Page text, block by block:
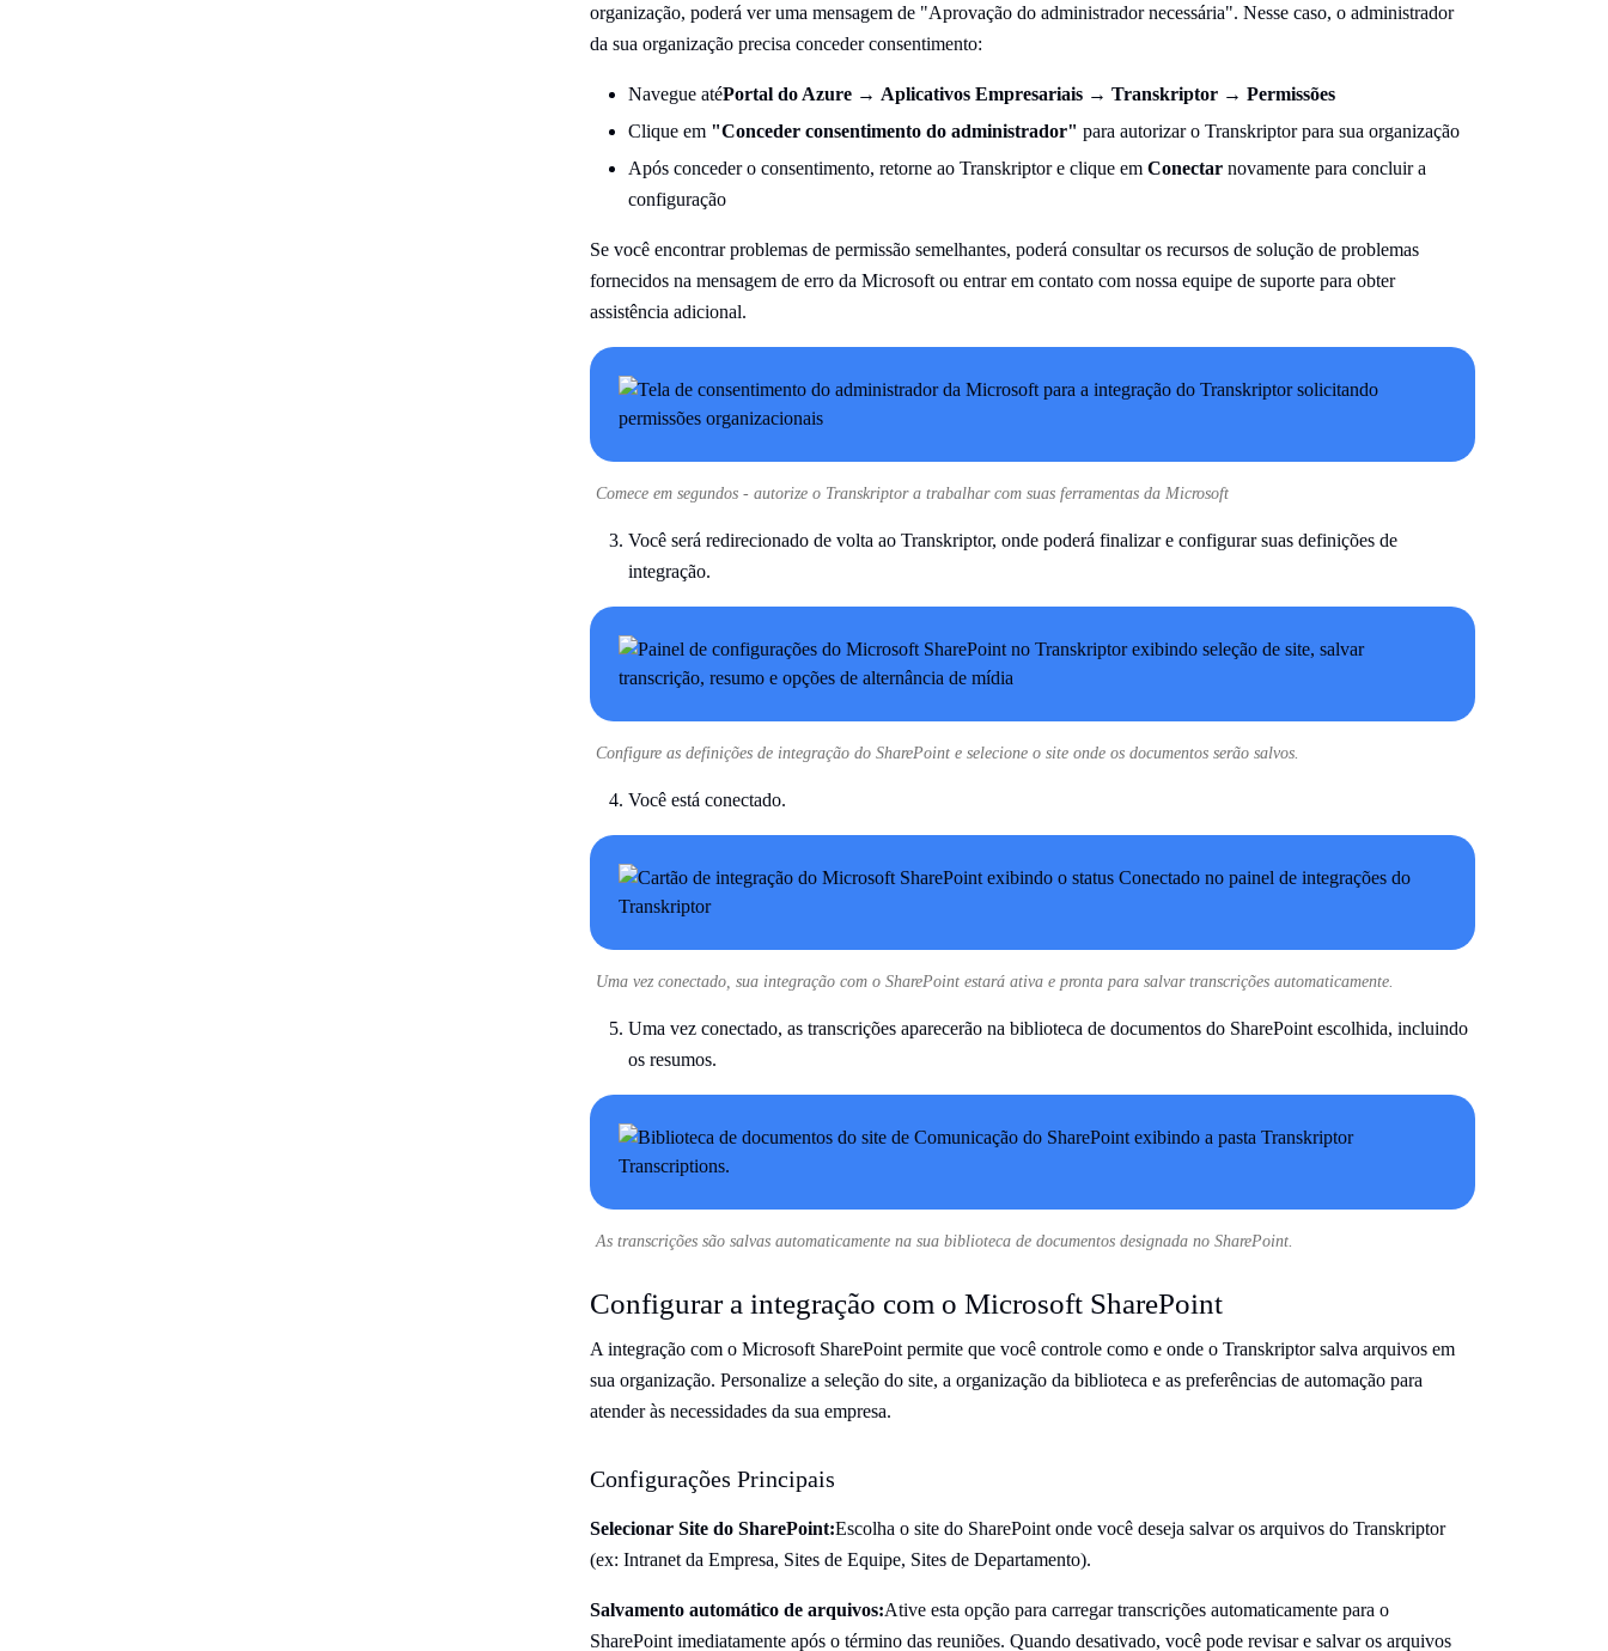
organização, poderá ver uma mensagem de "Aprovação do administrador necessária". Nesse caso, o administrador
da sua organização precisa conceder consentimento:
Navegue atéPortal do Azure → Aplicativos Empresariais → Transkriptor → Permissões
Clique em "Conceder consentimento do administrador" para autorizar o Transkriptor para sua organização
Após conceder o consentimento, retorne ao Transkriptor e clique em Conectar novamente para concluir a
configuração
Se você encontrar problemas de permissão semelhantes, poderá consultar os recursos de solução de problemas
fornecidos na mensagem de erro da Microsoft ou entrar em contato com nossa equipe de suporte para obter
assistência adicional.
Comece em segundos - autorize o Transkriptor a trabalhar com suas ferramentas da Microsoft
Você será redirecionado de volta ao Transkriptor, onde poderá finalizar e configurar suas definições de
integração.
Configure as definições de integração do SharePoint e selecione o site onde os documentos serão salvos.
Você está conectado.
Uma vez conectado, sua integração com o SharePoint estará ativa e pronta para salvar transcrições automaticamente.
Uma vez conectado, as transcrições aparecerão na biblioteca de documentos do SharePoint escolhida, incluindo
os resumos.
As transcrições são salvas automaticamente na sua biblioteca de documentos designada no SharePoint.
Configurar a integração com o Microsoft SharePoint
A integração com o Microsoft SharePoint permite que você controle como e onde o Transkriptor salva arquivos em
sua organização. Personalize a seleção do site, a organização da biblioteca e as preferências de automação para
atender às necessidades da sua empresa.
Configurações Principais
Selecionar Site do SharePoint:Escolha o site do SharePoint onde você deseja salvar os arquivos do Transkriptor
(ex: Intranet da Empresa, Sites de Equipe, Sites de Departamento).
Salvamento automático de arquivos:Ative esta opção para carregar transcrições automaticamente para o
SharePoint imediatamente após o término das reuniões. Quando desativado, você pode revisar e salvar os arquivos